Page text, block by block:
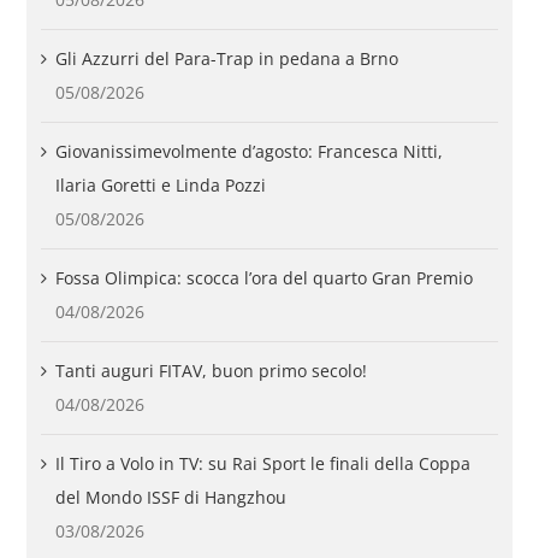
Gli Azzurri del Para-Trap in pedana a Brno
05/08/2026
Giovanissimevolmente d’agosto: Francesca Nitti,
Ilaria Goretti e Linda Pozzi
05/08/2026
Fossa Olimpica: scocca l’ora del quarto Gran Premio
04/08/2026
Tanti auguri FITAV, buon primo secolo!
04/08/2026
Il Tiro a Volo in TV: su Rai Sport le finali della Coppa
del Mondo ISSF di Hangzhou
03/08/2026